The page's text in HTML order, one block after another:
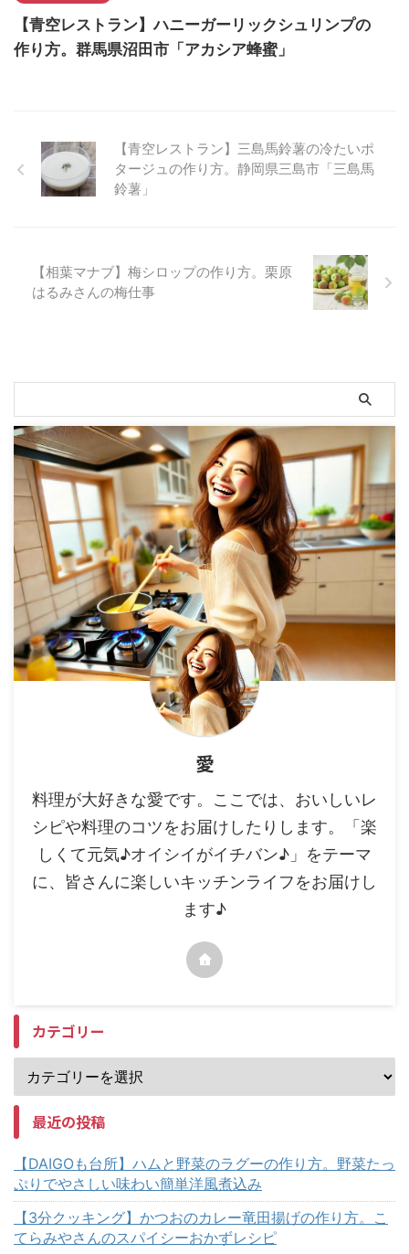
【青空レストラン】ハニーガーリックシュリンプの
作り方。群馬県沼田市「アカシア蜂蜜」
【青空レストラン】三島馬鈴薯の冷たいポ
タージュの作り方。静岡県三島市「三島馬
鈴薯」
【相葉マナブ】梅シロップの作り方。栗原
はるみさんの梅仕事
愛
料理が大好きな愛です。ここでは、おいしいレ
シピや料理のコツをお届けしたりします。「楽
しくて元気♪オイシイがイチバン♪」をテーマ
に、皆さんに楽しいキッチンライフをお届けし
ます♪
カテゴリー
最近の投稿
【DAIGOも台所】ハムと野菜のラグーの作り方。野菜たっ
ぷりでやさしい味わい簡単洋風煮込み
【3分クッキング】かつおのカレー竜田揚げの作り方。こ
てらみやさんのスパイシーおかずレシピ